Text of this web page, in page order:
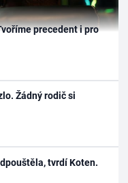
precedent i pro
Žádný rodič si
tvrdí Koten.